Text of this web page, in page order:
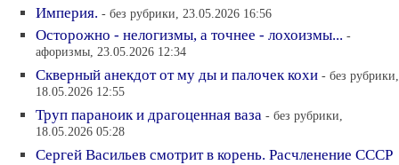
Империя. - без рубрики, 23.05.2026 16:56
Осторожно - нелогизмы, а точнее - лохоизмы... -
афоризмы, 23.05.2026 12:34
Скверный анекдот от му ды и палочек кохи - без рубрики,
18.05.2026 12:55
Труп параноик и драгоценная ваза - без рубрики,
18.05.2026 05:28
Сергей Васильев смотрит в корень. Расчленение СССР